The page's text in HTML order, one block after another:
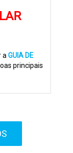
a GUIA DE
principais